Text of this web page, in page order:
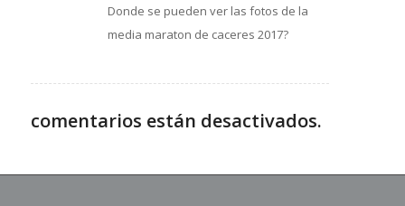
Donde se pueden ver las fotos de la
media maraton de caceres 2017?
comentarios están desactivados.